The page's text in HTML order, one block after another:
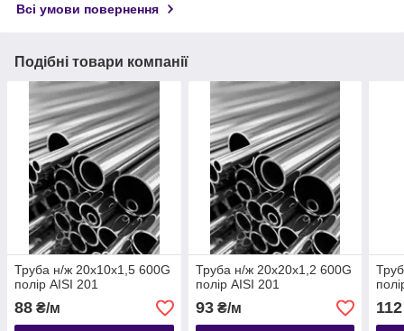
Всі умови повернення
Подібні товари компанії
Труба н/ж 20х10х1,5 600G
полір AISI 201
88 ₴/м
Труба н/ж 20х20х1,2 600G
полір AISI 201
93₴/м 112